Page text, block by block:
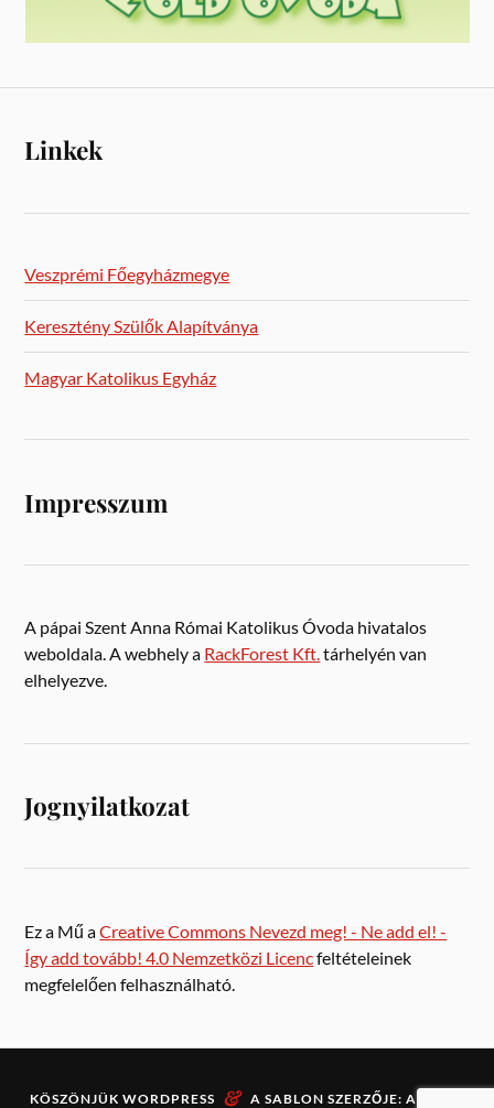
Linkek
Veszprémi Főegyházmegye
Keresztény Szülők Alapítványa
Magyar Katolikus Egyház
Impresszum
A pápai Szent Anna Római Katolikus Óvoda hivatalos
weboldala. A webhely a RackForest Kft.tárhelyén van
elhelyezve.
Jognyilatkozat
Ez a Mű aCreative Commons Nevezd meg! - Ne add el! -
Így add tovább! 4.0 Nemzetközi Licencfeltételeinek
megfelelően felhasználható.
KÖSZÖNJÜK WORDPRESS & A SABLON SZERZŐJE: ANDERS